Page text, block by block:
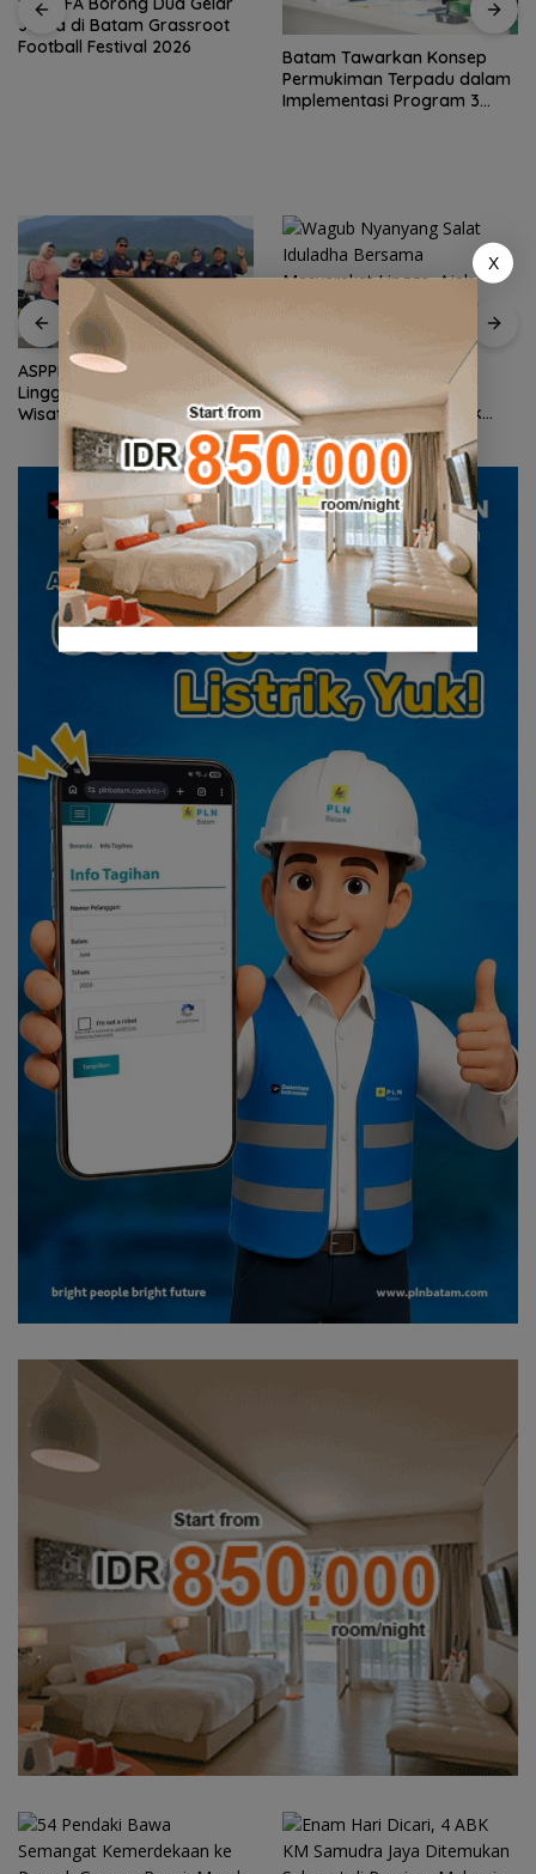
Juara di Batam Grassroot
Football Festival 2026
Batam Tawarkan Konsep
Permukiman Terpadu dalam
Implementasi Program 3
ASPPI DPD Kepri Dorong
Lingga Menjadi Destinasi
Wisata Unggulan Kepulauan
Wagub Nyanyang Salat
Iduladha Bersama
Masyarakat Lingga, Ajak
Perkuat Nilai Pengorbanan
dan Solidaritas
X